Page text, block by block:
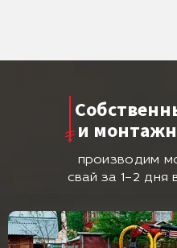
и
производим
свай за 1–2 дня